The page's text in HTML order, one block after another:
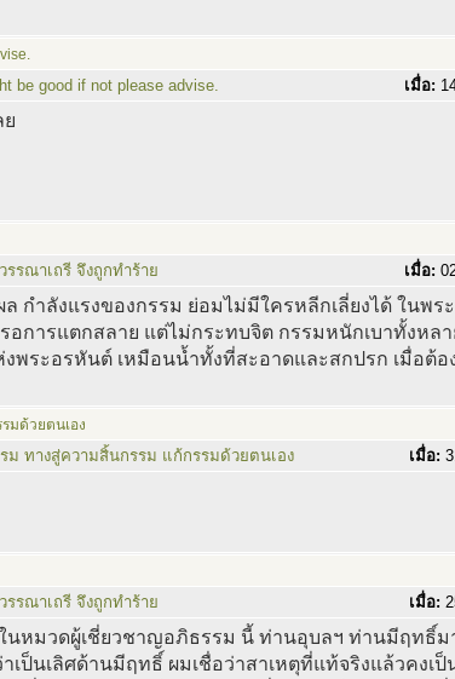
be good if not please advise. เมื่อ:
ย
รณาเถรี จึงถูกทำร้าย เมื่อ:
กำลังแรงของกรรม ย่อมไม่มีใครหลีกเลี่ยงได้ ในพร
อการแตกสลาย แต่ไม่กระทบจิต กรรมหนักเบาทั้งหล
พระอรหันต์ เหมือนน้ำทั้งที่สะอาดและสกปรก เมื่อต้อ
มด้วยตนเอง
ม ทางสู่ความสิ้นกรรม แก้กรรมด้วยตนเอง เมื่อ:
รณาเถรี จึงถูกทำร้าย เมื่อ:
นหมวดผู้เชี่ยวชาญอภิธรรม นี้ ท่านอุบลฯ ท่านมีฤทธิ์ม
เป็นเลิศด้านมีฤทธิ์ ผมเชื่อว่าสาเหตุที่แท้จริงแล้วคงเป็